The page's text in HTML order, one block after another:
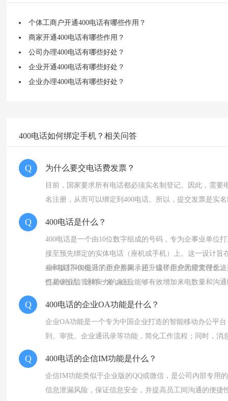
个体工商户开通400电话有哪些作用？
商家开通400电话有哪些作用？
公司办理400电话有哪些好处？
企业开通400电话有哪些好处？
企业办理400电话有哪些好处？
400电话如何绑定手机？相关问答
Q 为什么要交电话费发票？
目前，国家要求所有电话都必须实名制登记。因此，需
名注册，从而可以绑定到400电话。所以，提交发票是实
Q 400电话是什么？
400电话是一个由10位数字组成的号码，专为企事业单位
接至预先绑定的实体电话（座机或手机）上。这一设计
业和拨打400电话的用户共同承担，这样用户无需支付长
也是企业信誉和实力的象征。
400电话不仅提升了企业形象，还升级了企业的经营理念
打400电话。这样一来，企业能够有效增加来电数量和沟
Q 400电话的企业OA功能是什么？
企业OA功能是一个专为中国企业打造的智能移动办公平
到、审批、企业通讯录等功能，简化工作流程；同时，消
Q 400电话的企信IM功能是什么？
企信IM功能类似于企业版的QQ或微信，是公司内部专用
信息泄漏风险，保证信息安全，并提高员工间沟通的便捷